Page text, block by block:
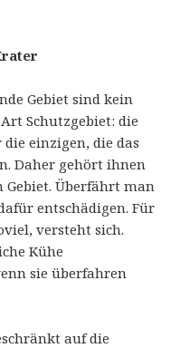
Gebiet sind kein
Schutzgebiet: die
einzigen, die das
Daher gehört ihnen
Überfährt man
entschädigen. Für
versteht sich.
Kühe
sie überfahren
auf die